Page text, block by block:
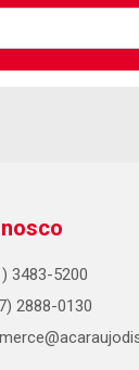
3483-5200
2888-0130